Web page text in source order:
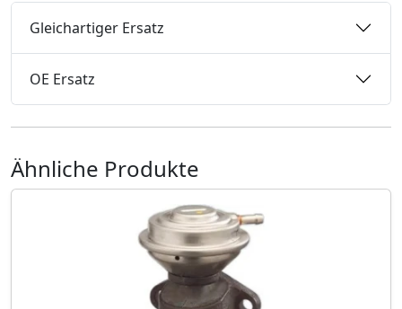
Gleichartiger Ersatz
OE Ersatz
Ähnliche Produkte